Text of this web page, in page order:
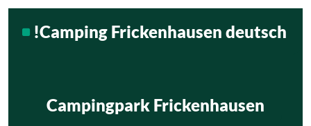
!Camping Frickenhausen deutsch
Campingpark Frickenhausen